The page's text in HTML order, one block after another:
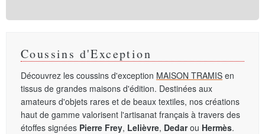
Coussins d'Exception
Découvrez les coussins d'exception MAISON TRAMIS en
tissus de grandes maisons d'édition. Destinées aux
amateurs d'objets rares et de beaux textiles, nos créations
haut de gamme valorisent l'artisanat français à travers des
étoffes signées Pierre Frey, Lelièvre, Dedarou Hermès.